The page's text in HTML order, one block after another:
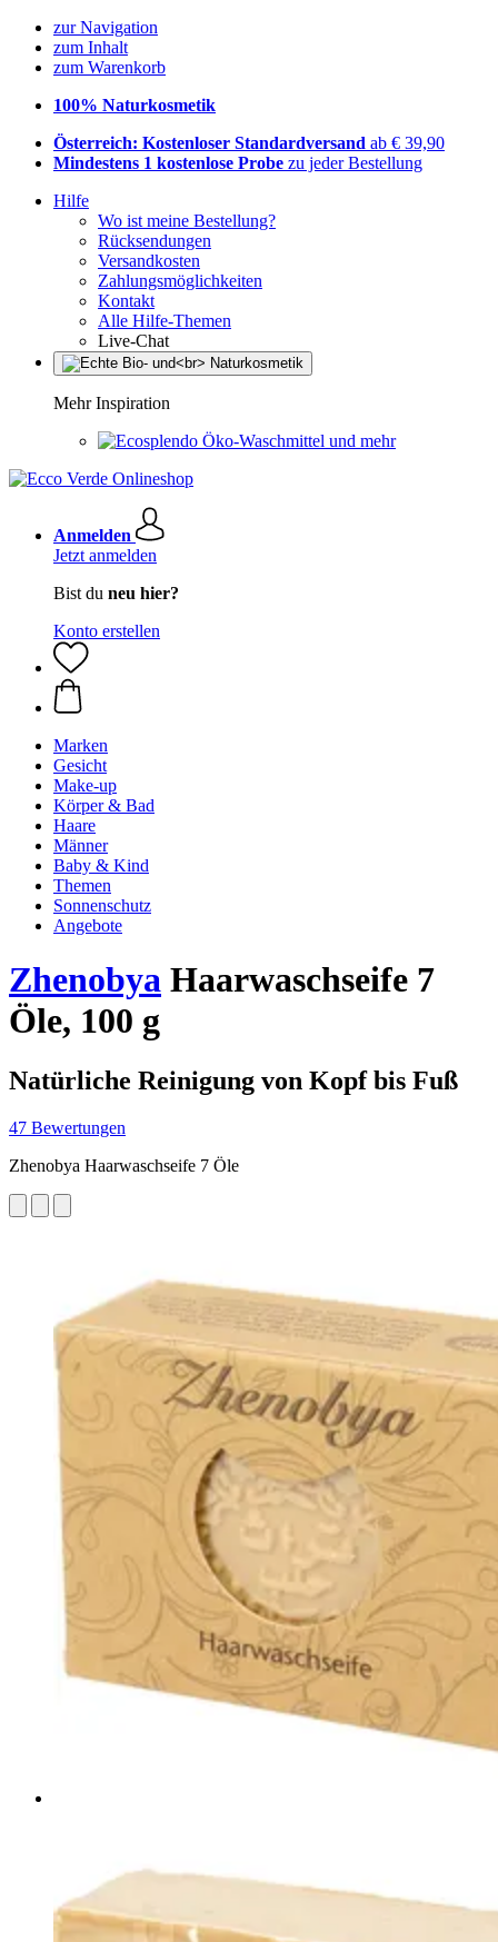
zur Navigation
zum Inhalt
zum Warenkorb
100% Naturkosmetik
Österreich: Kostenloser Standardversand ab € 39,90
Mindestens 1 kostenlose Probe zu jeder Bestellung
Hilfe
Wo ist meine Bestellung?
Rücksendungen
Versandkosten
Zahlungsmöglichkeiten
Kontakt
Alle Hilfe-Themen
Live-Chat
Mehr Inspiration
Öko-Waschmittel und mehr
Anmelden
Jetzt anmelden
Bist du neu hier?
Konto erstellen
Marken
Gesicht
Make-up
Körper & Bad
Haare
Männer
Baby & Kind
Themen
Sonnenschutz
Angebote
Zhenobya Haarwaschseife 7
Öle, 100 g
Natürliche Reinigung von Kopf bis Fuß
47 Bewertungen
Zhenobya Haarwaschseife 7 Öle